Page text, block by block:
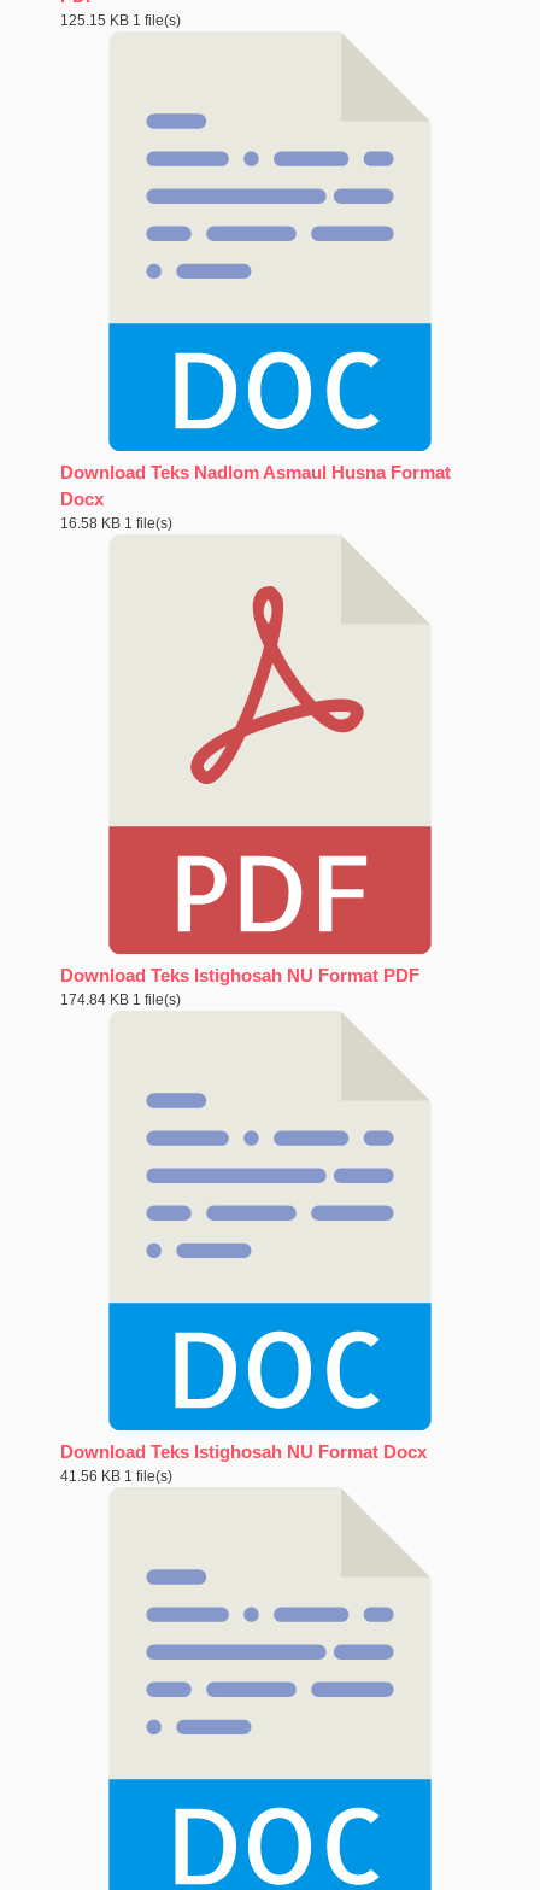
125.15 KB 1 file(s)
Download Teks Nadlom Asmaul Husna Format
Docx
16.58 KB 1 file(s)
Download Teks Istighosah NU Format PDF
174.84 KB 1 file(s)
Download Teks Istighosah NU Format Docx
41.56 KB 1 file(s)